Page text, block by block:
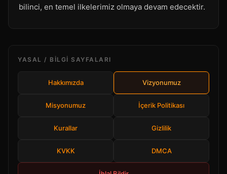
bilinci, en temel ilkelerimiz olmaya devam edecektir.
YASAL / BILGI SAYFALARI
Hakkımızda Vizyonumuz
Misyonumuz İçerik Politikası
Kurallar Gizlilik
KVKK DMCA